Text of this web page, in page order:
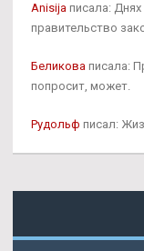
Anisija писала:
правительство
Беликова писала:
попросит, может.
Рудольф писал: